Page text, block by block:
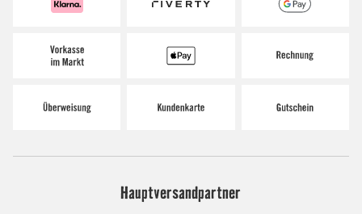
Hauptversandpartner